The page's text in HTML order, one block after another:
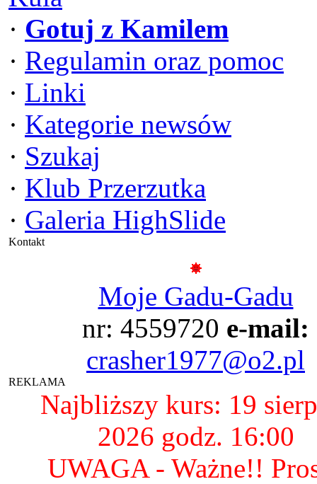
· Gotuj z Kamilem
· Regulamin oraz pomoc
· Linki
· Kategorie newsów
· Szukaj
· Klub Przerzutka
· Galeria HighSlide
Kontakt
Moje Gadu-Gadu
nr: 4559720 e-mail:
crasher1977@o2.pl
REKLAMA
Najbliższy kurs: 19
2026 godz. 16:00
UWAGA - Ważne!!